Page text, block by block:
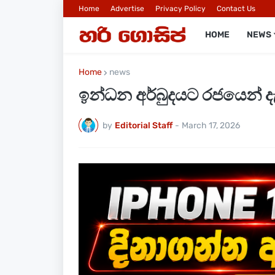
Home Advertise Privacy Policy Contact Us
HOME NEWS
Home news
ඉන්ධන අර්බුදයට රජයෙන්
by Editorial Staff - March 17, 2026